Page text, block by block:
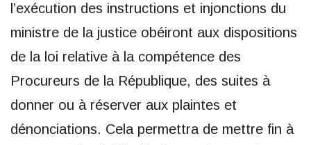
l’exécution des instructions et injonctions du
ministre de la justice obéiront aux dispositions
de la loi relative à la compétence des
Procureurs de la République, des suites à
donner ou à réserver aux plaintes et
dénonciations. Cela permettra de mettre fin à